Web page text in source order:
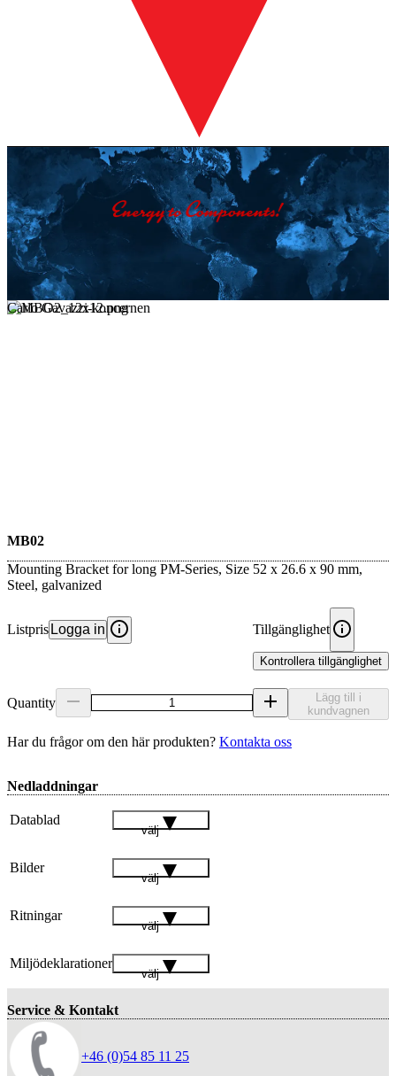
Carlo Gavazzi-koncernen
MB02
Mounting Bracket for long PM-Series, Size 52 x 26.6 x 90 mm,
Steel, galvanized
Listpris Logga in Tillgänglighet
Kontrollera tillgänglighet
Quantity
Lägg till i
kundvagnen
Har du frågor om den här produkten? Kontakta oss
Nedladdningar
Datablad
välj
Bilder
välj
Ritningar
välj
Miljödeklarationer
välj
Service & Kontakt
+46 (0)54 85 11 25